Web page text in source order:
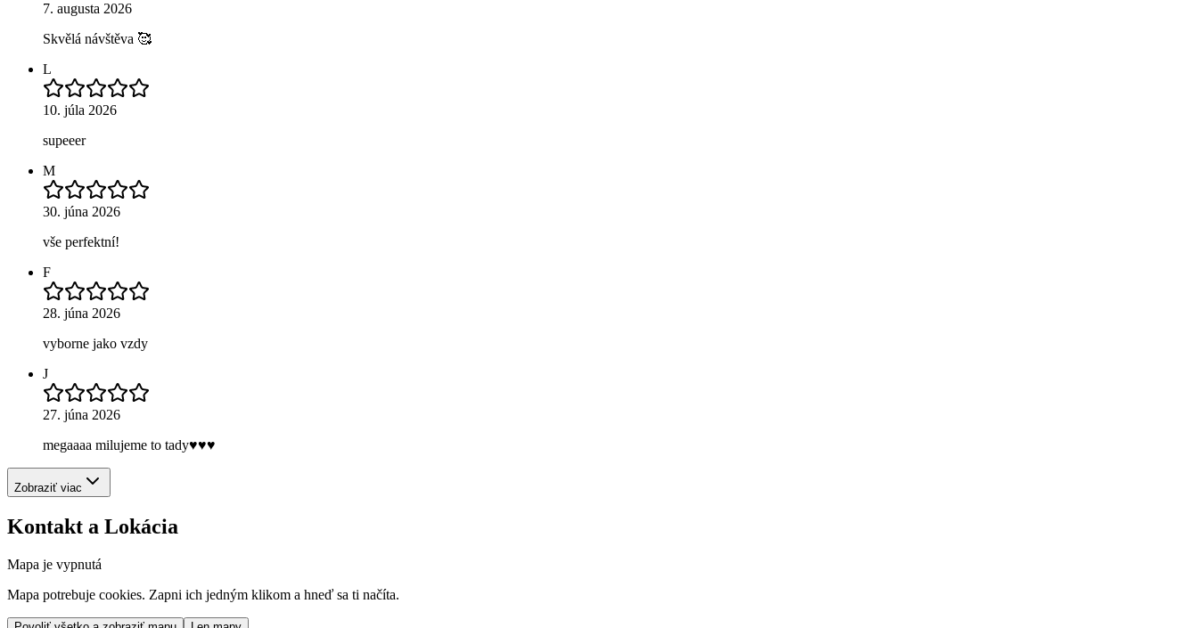
7. augusta 2026
Skvělá návštěva 🥰
L
10. júla 2026
supeeer
M
30. júna 2026
vše perfektní!
F
28. júna 2026
vyborne jako vzdy
J
27. júna 2026
megaaaa milujeme to tady♥️♥️♥️
Zobraziť viac
Kontakt a Lokácia
Mapa je vypnutá
Mapa potrebuje cookies. Zapni ich jedným klikom a hneď sa ti načíta.